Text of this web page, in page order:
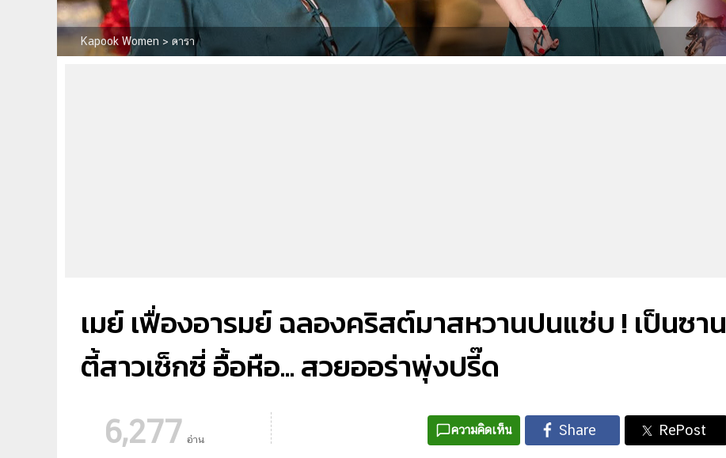
Kapook Women > ดารา
เมย์ เฟื่องอารมย์ ฉลองคริสต์มาสหวานปนแซ่บ ! เป็นซาน
ตี้สาวเซ็กซี่ อื้อหือ... สวยออร่าพุ่งปรี๊ด
6,277 อ่าน
ความคิดเห็น